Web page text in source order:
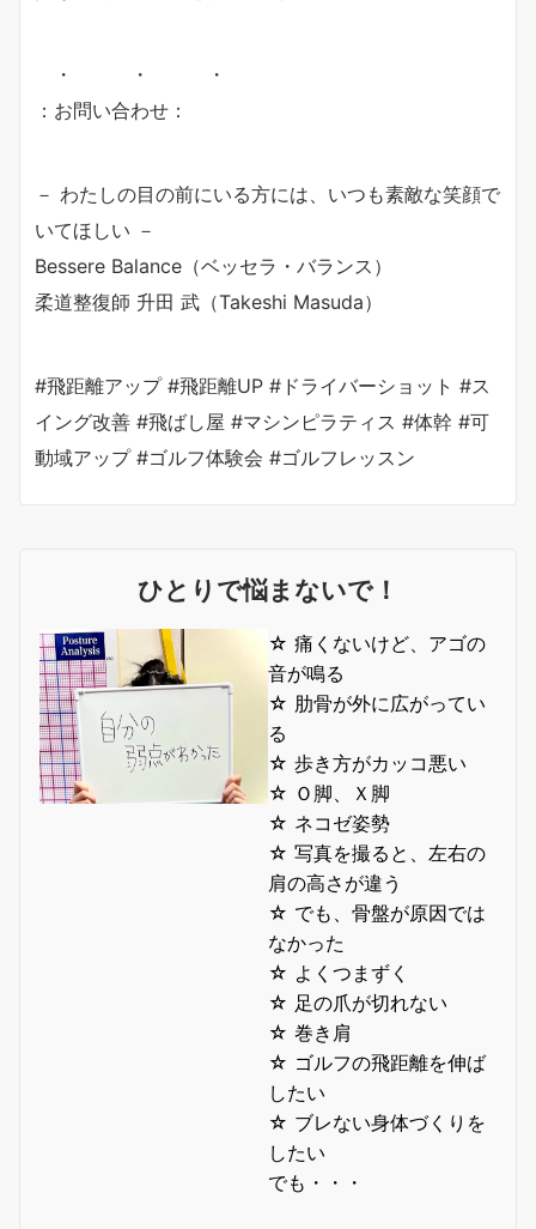
・ ・ ・
：お問い合わせ：
－ わたしの目の前にいる方には、いつも素敵な笑顔で
いてほしい －
Bessere Balance（ベッセラ・バランス）
柔道整復師 升田 武（Takeshi Masuda）
#飛距離アップ #飛距離UP #ドライバーショット #ス
イング改善 #飛ばし屋 #マシンピラティス #体幹 #可
動域アップ #ゴルフ体験会 #ゴルフレッスン
ひとりで悩まないで！
☆ 痛くないけど、アゴの
音が鳴る
☆ 肋骨が外に広がってい
る
☆ 歩き方がカッコ悪い
☆ Ｏ脚、Ｘ脚
☆ ネコゼ姿勢
☆ 写真を撮ると、左右の
肩の高さが違う
☆ でも、骨盤が原因では
なかった
☆ よくつまずく
☆ 足の爪が切れない
☆ 巻き肩
☆ ゴルフの飛距離を伸ば
したい
☆ ブレない身体づくりを
したい
でも・・・